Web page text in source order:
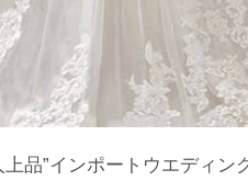
上品”インポートウエディン